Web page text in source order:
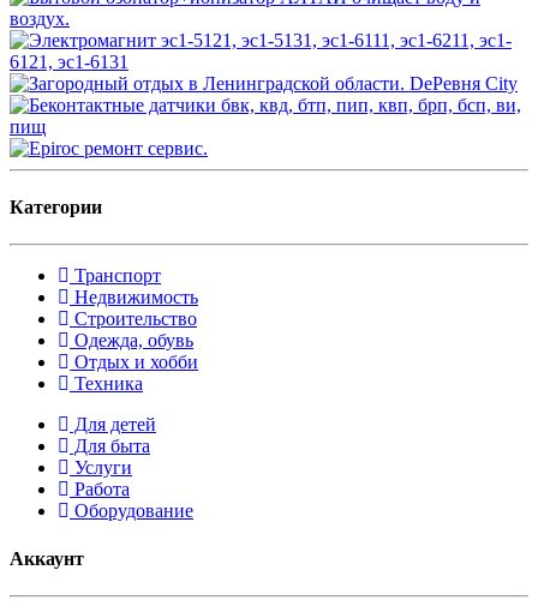
Категории
Транспорт
Недвижимость
Строительство
Одежда, обувь
Отдых и хобби
Техника
Для детей
Для быта
Услуги
Работа
Оборудование
Аккаунт